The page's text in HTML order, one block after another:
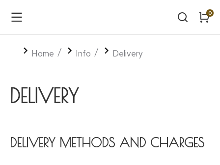
Tu sei qui:
Home Info Delivery
DELIVERY
DELIVERY METHODS AND CHARGES